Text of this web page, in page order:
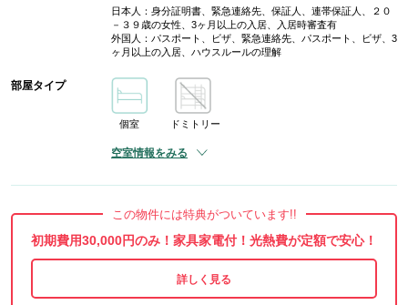
日本人：身分証明書、緊急連絡先、保証人、連帯保証人、２０
－３９歳の女性、3ヶ月以上の入居、入居時審査有
外国人：パスポート、ビザ、緊急連絡先、パスポート、ビザ、3
ヶ月以上の入居、ハウスルールの理解
部屋タイプ
個室 ドミトリー
空室情報をみる
この物件には特典がついています!!
初期費用30,000円のみ！家具家電付！光熱費が定額で安心！